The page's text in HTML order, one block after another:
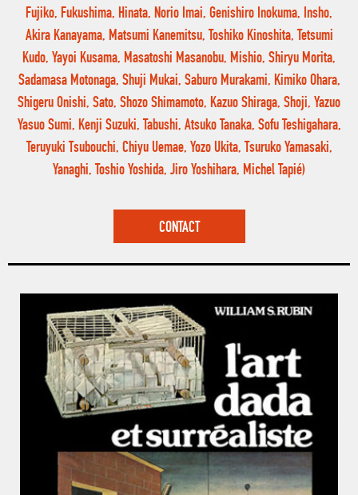
Fujiko, Fukushima, Hinata, Norio Imai, Genishiro Inokuma, Insho,
Akira Kanayama, Matsumi Kanemitsu, Toshiko Kinoshita, Tetsumi
Kudo, Yayoi Kusama, Masatoshi Masanobu, Mishio, Shiryu Morita,
Sadamasa Motonaga, Shuji Mukai, Saburo Murakami, Kimiko Ohara,
Shigeru Onishi, Sato, Shozo Shimamoto, Kazuo Shiraga, Shoji, Yazuo
Yasuo Sumi, Kenji Suzuki, Tabushi, Atsuko Tanaka, Sofu Teshigahara,
Teruyuki Tsubouchi, Chiyu Uemae, Yozo Ukita, Tsuruko Yamasaki,
Yanaghi, Toshio Yoshida, Jiro Yoshihara, Michel Tapié)
CONTACT